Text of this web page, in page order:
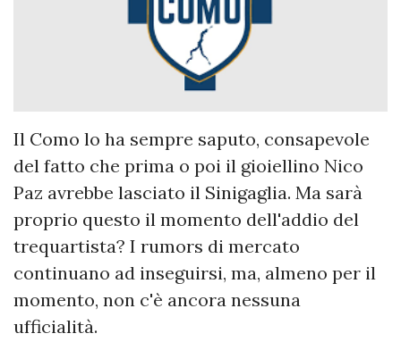
Il Como lo ha sempre saputo, consapevole
del fatto che prima o poi il gioiellino Nico
Paz avrebbe lasciato il Sinigaglia. Ma sarà
proprio questo il momento dell'addio del
trequartista? I rumors di mercato
continuano ad inseguirsi, ma, almeno per il
momento, non c'è ancora nessuna
ufficialità.